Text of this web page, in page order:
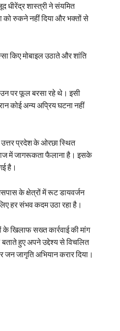
शास्त्री ने संयमित
को रुकने नहीं दिया और भक्तों से
किए मोबाइल उठाते और शांति
उन पर फूल बरसा रहे थे। इसी
कोई अन्य अप्रिय घटना नहीं
प्रदेश के ओरछा स्थित
में जागरूकता फैलाना है। इसके
है।
के क्षेत्रों में रूट डायवर्जन
हर संभव कदम उठा रहा है।
के खिलाफ सख्त कार्रवाई की मांग
बताते हुए अपने उद्देश्य से विचलित
जागृति अभियान करार दिया।